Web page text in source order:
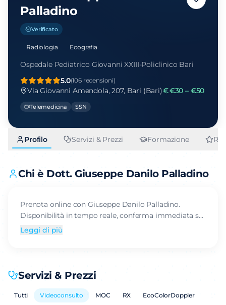
Palladino
Verificato
Radiologia Ecografia
Ospedale Pediatrico Giovanni XXIII-Policlinico Bari
5.0(106recensioni)
Via Giovanni Amendola, 207, Bari (Bari) €30 – €50
Telemedicina SSN
Profilo Servizi & Prezzi Formazione
Chi è Dott. Giuseppe Danilo Palladino
Prenota online con Giuseppe Danilo Palladino.
Disponibilità in tempo reale, conferma immediata su
Elite Doctor.
Leggi di più
Servizi & Prezzi
Tutti Videoconsulto MOC RX
EcoColorDoppler